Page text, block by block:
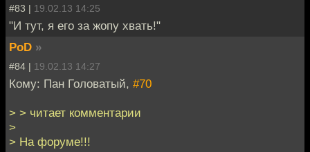
#83 | 19.02.13 14:25
"И тут, я его за жопу хвать!"
PoD »
#84 | 19.02.13 14:27
Кому: Пан Головатый, #70
> > читает комментарии
>
> На форуме!!!